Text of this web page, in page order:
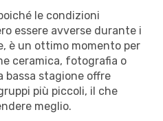
le condizioni
essere avverse durante i
è un ottimo momento per
ceramica, fotografia o
bassa stagione offre
più piccoli, il che
meglio.